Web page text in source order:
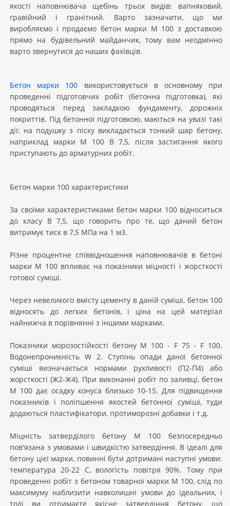
якості наповнювача щебінь трьох видів: вапняковий,
гравійний і гранітний. Варто зазначити, що ми
виробляємо і продаємо бетон марки М 100 з доставкою
прямо на будівельний майданчик, тому вам неодмінно
варто звернутися до наших фахівців.
Бетон марки 100 використовується в основному при
проведенні підготовчих робіт (бетонна підготовка), які
проводяться перед закладкою фундаменту, дорожніх
покриттів. Під бетонної підготовкою, маються на увазі такі
дії: на подушку з піску викладається тонкий шар бетону,
наприклад марки М 100 В 7,5, після застигання якого
приступають до арматурних робіт.
Бетон марки 100 характеристики
За своїми характеристиками бетон марки 100 відноситься
до класу В 7,5, що говорить про те, що даний бетон
витримує тиск в 7,5 МПа на 1 м3.
Різне процентне співвідношення наповнювачів в бетоні
марки М 100 впливає на показники міцності і жорсткості
готової суміші.
Через невеликого вмісту цементу в даній суміші, бетон 100
відносять до легких бетонів, і ціна на цей матеріал
найнижча в порівнянні з іншими марками.
Показники морозостійкості бетону М 100 - F 75 - F 100.
Водонепроникність W 2. Ступінь опади даної бетонної
суміші визначається нормами рухливості (П2-П4) або
жорсткості (Ж2-Ж4). При виконанні робіт по заливці, бетон
М 100 дає осадку конуса близько 10-15. Для підвищення
показників і поліпшення якостей бетонної суміші, туди
додаються пластифікатори, протиморозні добавки і т.д.
Міцність затверділого бетону М 100 безпосередньо
пов'язана з умовами і швидкістю затвердіння. В ідеалі для
бетону цієї марки, повинні бути дотримані наступні умови:
температура 20-22 С, вологість повітря 90%. Тому при
проведенні робіт з бетоном товарної марки М 100, слід по
максимуму наблизити навколишні умови до ідеальних, і
тоді ви отримаєте якісне затвердіння бетону, що